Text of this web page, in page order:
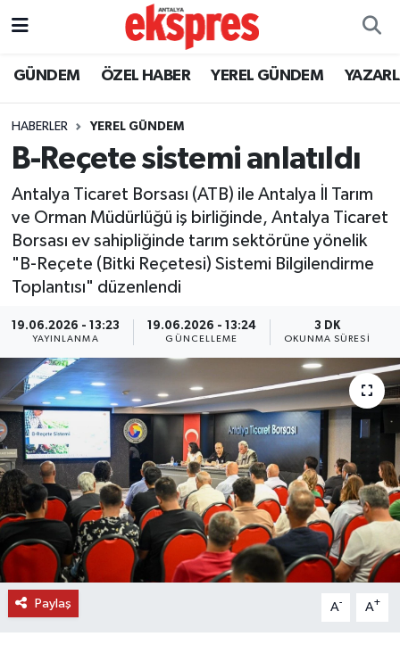
GÜNDEM ÖZEL HABER YEREL GÜNDEM
HABERLER YEREL GÜNDEM
B-Reçete sistemi anlatıldı
Antalya Ticaret Borsası (ATB) ile Antalya İl Tarım
ve Orman Müdürlüğü iş birliğinde, Antalya Ticaret
Borsası ev sahipliğinde tarım sektörüne yönelik
"B-Reçete (Bitki Reçetesi) Sistemi Bilgilendirme
Toplantısı" düzenlendi
19.06.2026 - 13:23
YAYINLANMA
19.06.2026 - 13:24
GÜNCELLEME
3 DK
OKUNMA SÜRESI
Paylaş A- A+
ÖZEL HABER
YEREL GÜNDEM
EKONOMİ
KÜLTÜR - SANAT
SPOR
SİYASET
SAĞLIK
DÜNYA
EĞİTİM
TURİZM
RÖPORTAJ
VİDEO HABERLER
Nöbetçi Eczaneler
Trafik Durumu
Süper Lig Puan Durumu ve Fikstür
Tüm Manşetler
Son Dakika Haberleri
Haber Arşivi